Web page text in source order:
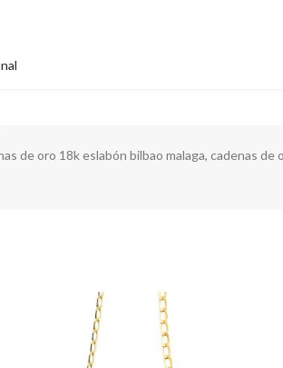
de oro 18k eslabón bilbao malaga, cadenas de